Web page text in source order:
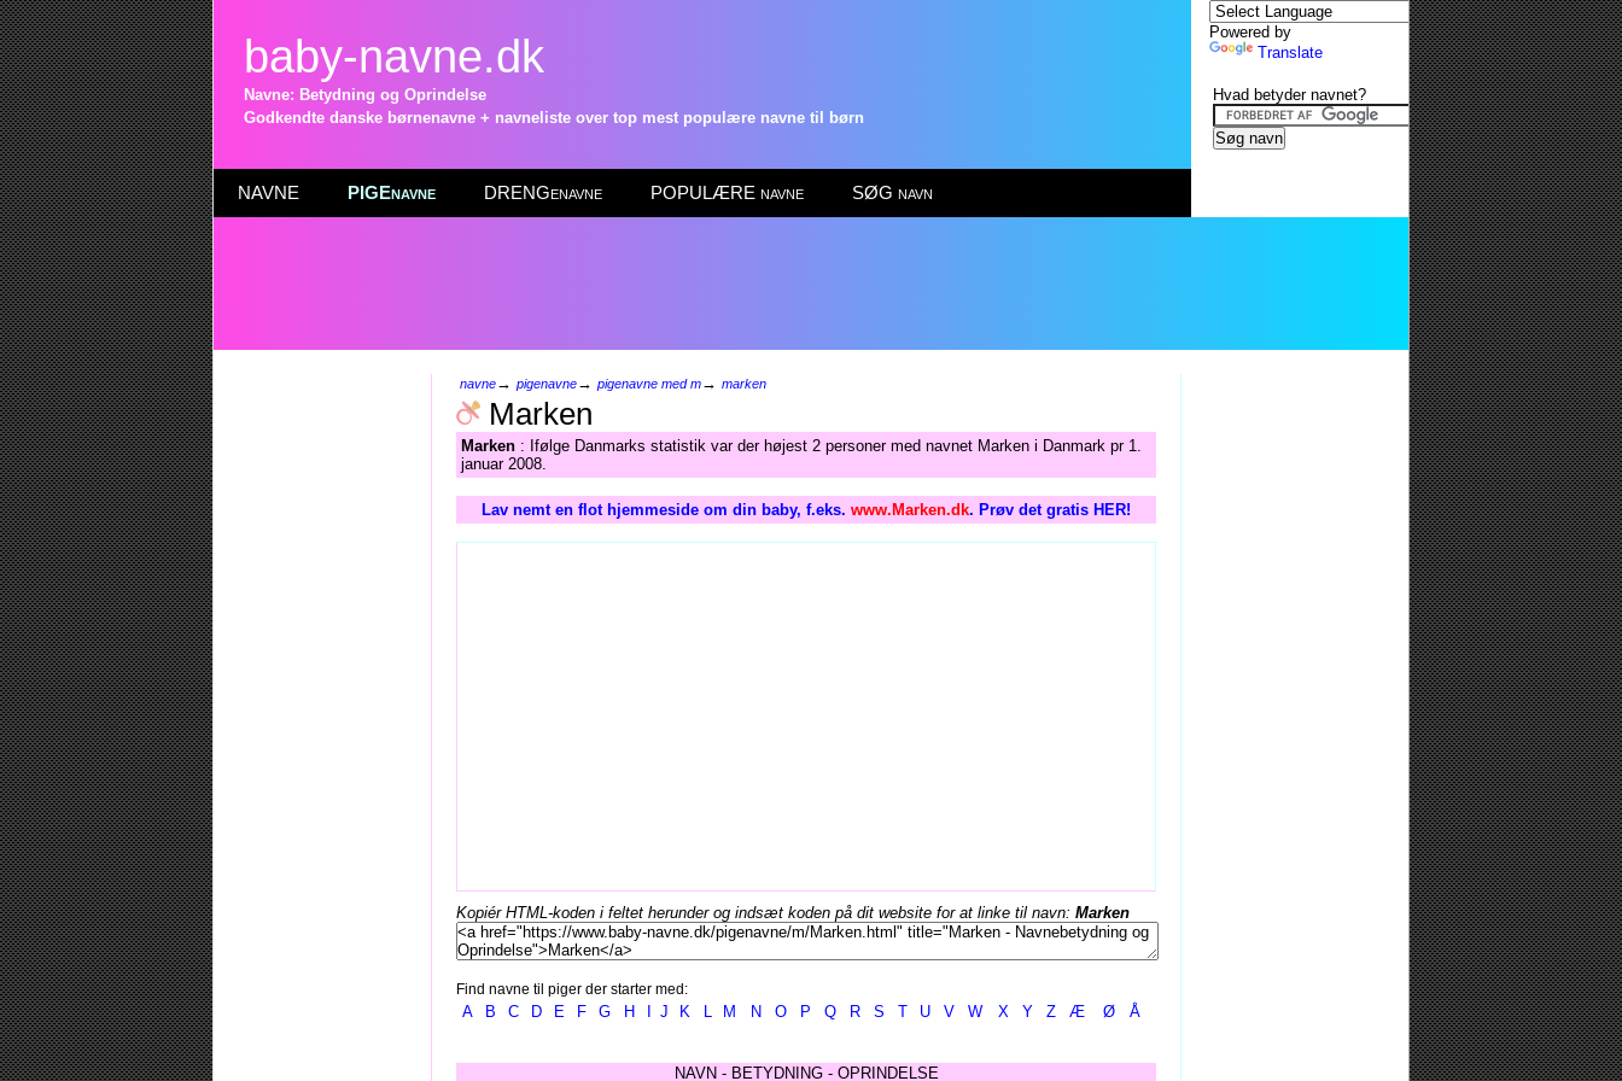
baby-navne.dk
Navne: Betydning og Oprindelse
Godkendte danske børnenavne + navneliste over top mest populære navne til børn
NAVNE PIGEnavne DRENGenavne POPULÆRE navne SØG navn
navne→ pigenavne→ pigenavne med m→ marken
Marken
Marken : Ifølge Danmarks statistik var der højest 2 personer med navnet Marken i Danmark pr 1.
januar 2008.
Lav nemt en flot hjemmeside om din baby, f.eks. www.Marken.dk. Prøv det gratis HER!
Kopiér HTML-koden i feltet herunder og indsæt koden på dit website for at linke til navn: Marken
Find navne til piger der starter med:
A B C D E F G H J K L M N O P Q R S T U V W X Y Z Æ Ø Å
NAVN - BETYDNING - OPRINDELSE
Powered by
Translate
Hvad betyder navnet?